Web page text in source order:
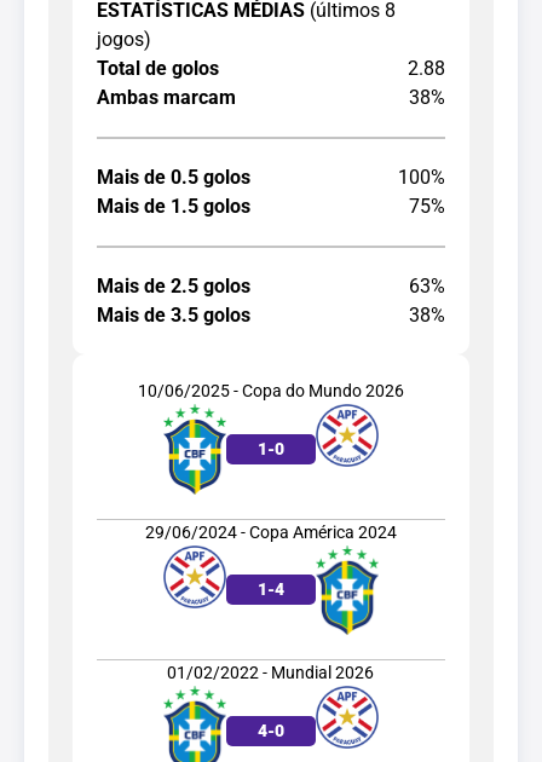
ESTATÍSTICAS MÉDIAS (últimos 8
jogos)
Total de golos
2.88
Ambas marcam
38%
Mais de 0.5 golos
100%
Mais de 1.5 golos
75%
Mais de 2.5 golos
63%
Mais de 3.5 golos
38%
10/06/2025 - Copa do Mundo 2026
1-0
29/06/2024 - Copa América 2024
1-4
01/02/2022 - Mundial 2026
4-0